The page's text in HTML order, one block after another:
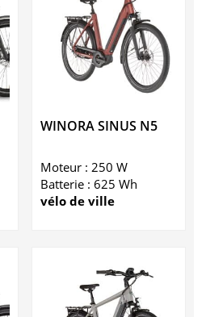
WINORA SINUS N5
Moteur : 250 W
Batterie : 625 Wh
vélo de ville